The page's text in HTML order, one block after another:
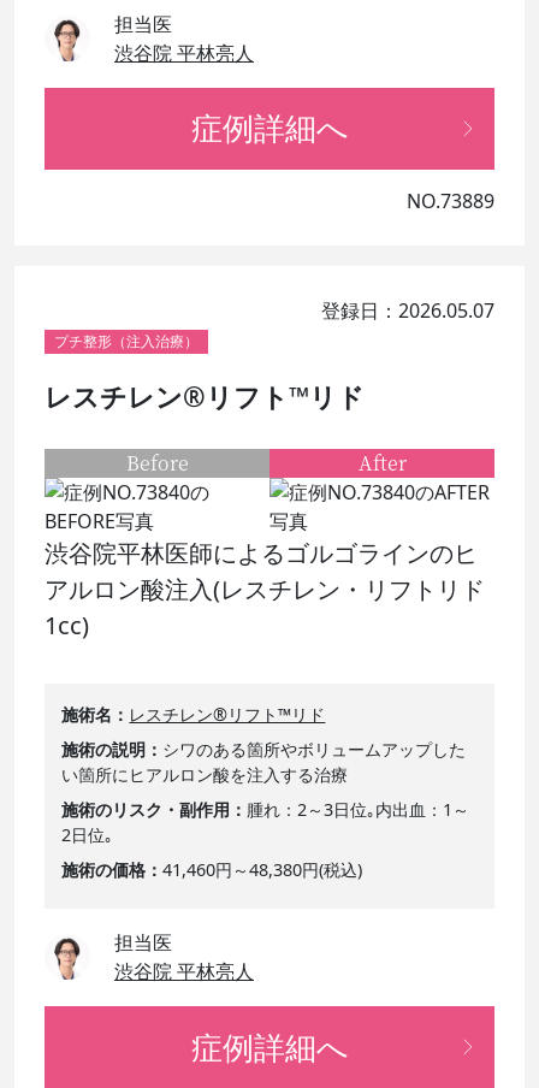
担当医
渋谷院 平林亮人
症例詳細へ
NO.73889
登録日：2026.05.07
プチ整形（注入治療）
レスチレン®リフト™リド
渋谷院平林医師によるゴルゴラインのヒ
アルロン酸注入(レスチレン・リフトリド
1cc)
施術名
レスチレン®リフト™リド
施術の説明
シワのある箇所やボリュームアップした
い箇所にヒアルロン酸を注入する治療
施術のリスク・副作用
腫れ：2～3日位｡内出血：1～
2日位｡
施術の価格
41,460円～48,380円(税込)
担当医
渋谷院 平林亮人
Before After
症例詳細へ